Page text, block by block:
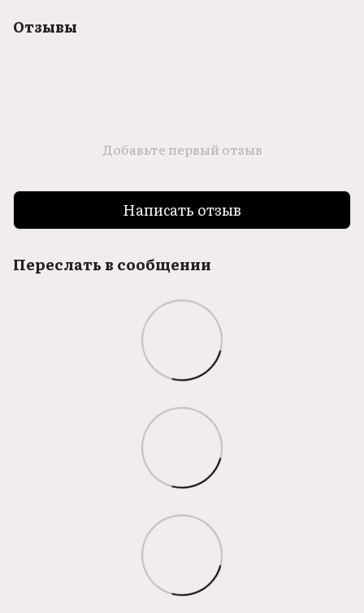
Отзывы
Добавьте первый отзыв
Написать отзыв
Переслать в сообщении